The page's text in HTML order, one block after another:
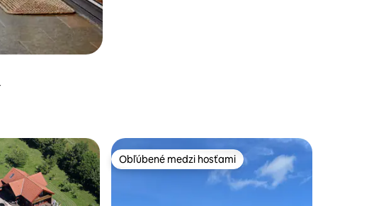
Obľúbené medzi hosťami
Obľúbené medzi hosťami